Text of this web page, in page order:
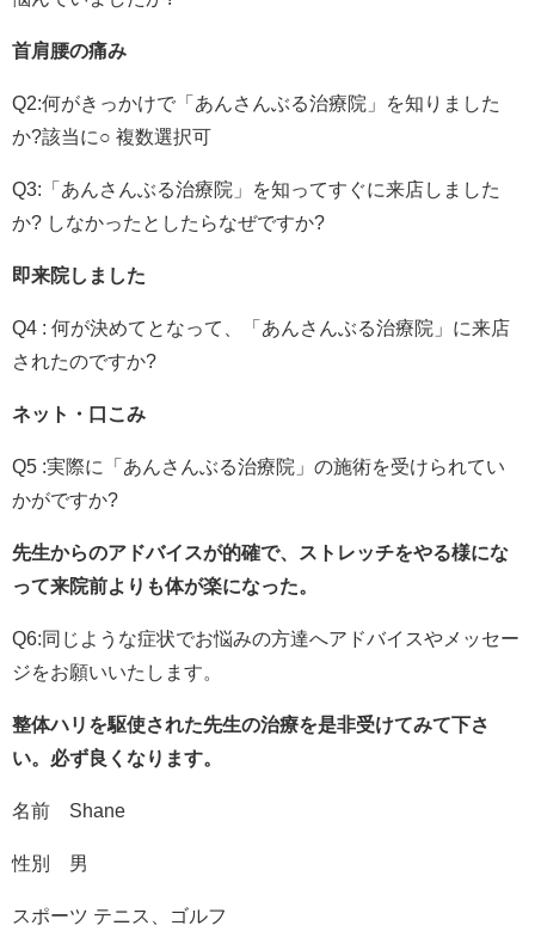
首肩腰の痛み
Q2:何がきっかけで「あんさんぶる治療院」を知りました
か?該当に○ 複数選択可
Q3:「あんさんぶる治療院」を知ってすぐに来店しました
か? しなかったとしたらなぜですか?
即来院しました
Q4 : 何が決めてとなって、「あんさんぶる治療院」に来店
されたのですか?
ネット・口こみ
Q5 :実際に「あんさんぶる治療院」の施術を受けられてい
かがですか?
先生からのアドバイスが的確で、ストレッチをやる様にな
って来院前よりも体が楽になった。
Q6:同じような症状でお悩みの方達へアドバイスやメッセー
ジをお願いいたします。
整体ハリを駆使された先生の治療を是非受けてみて下さ
い。必ず良くなります。
名前 Shane
性別 男
スポーツ テニス、ゴルフ